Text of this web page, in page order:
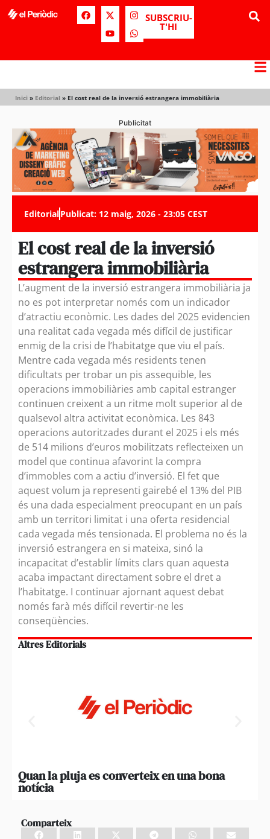
SUBSCRIU-
T'HI
Inici » Editorial » El cost real de la inversió estrangera immobiliària
Publicitat
EditorialPublicat: 12 maig, 2026 - 23:05 CEST
El cost real de la inversió
estrangera immobiliària
L’augment de la inversió estrangera immobiliària ja
no es pot interpretar només com un indicador
d’atractiu econòmic. Les dades del 2025 evidencien
una realitat cada vegada més difícil de justificar
enmig de la crisi de l’habitatge que viu el país.
Mentre cada vegada més residents tenen
dificultats per trobar un pis assequible, les
operacions immobiliàries amb capital estranger
continuen creixent a un ritme molt superior al de
qualsevol altra activitat econòmica. Les 843
operacions autoritzades durant el 2025 i els més
de 514 milions d’euros mobilitzats reflecteixen un
model que continua afavorint la compra
d’immobles com a actiu d’inversió. El fet que
aquest volum ja representi gairebé el 13% del PIB
és una dada especialment preocupant en un país
amb un territori limitat i una oferta residencial
cada vegada més tensionada. El problema no és la
inversió estrangera en si mateixa, sinó la
incapacitat d’establir límits clars quan aquesta
acaba impactant directament sobre el dret a
l’habitatge. I continuar ajornant aquest debat
només farà més difícil revertir-ne les
conseqüències.
Altres Editorials
Quan la pluja es converteix en una bona
notícia
Comparteix